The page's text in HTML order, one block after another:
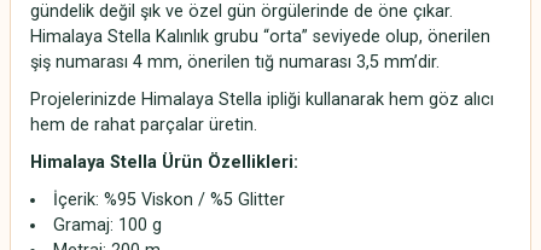
gündelik değil şık ve özel gün örgülerinde de öne çıkar.
Himalaya Stella Kalınlık grubu “orta” seviyede olup, önerilen
şiş numarası 4 mm, önerilen tığ numarası 3,5 mm’dir.
Projelerinizde Himalaya Stella ipliği kullanarak hem göz alıcı
hem de rahat parçalar üretin.
Himalaya Stella Ürün Özellikleri:
İçerik: %95 Viskon / %5 Glitter
Gramaj: 100 g